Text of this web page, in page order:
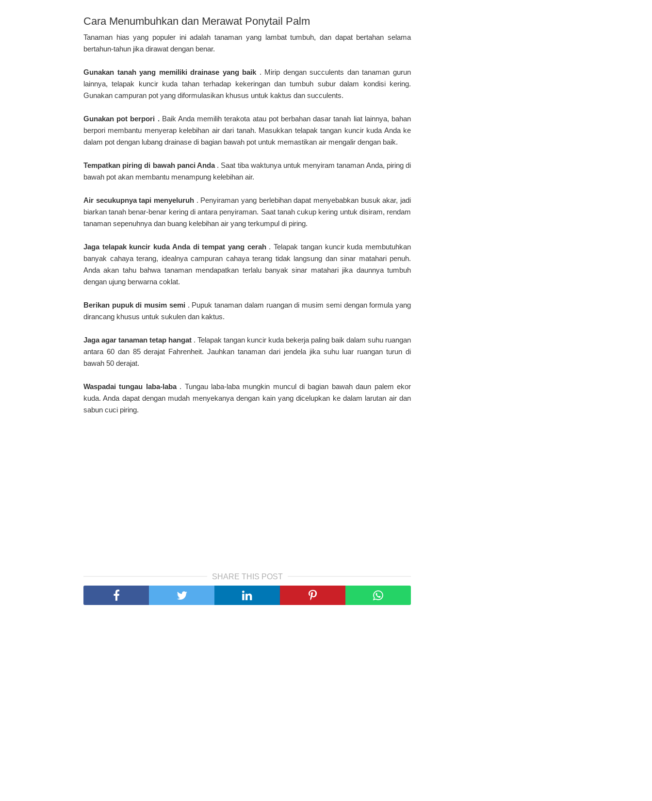
Cara Menumbuhkan dan Merawat Ponytail Palm
Tanaman hias yang populer ini adalah tanaman yang lambat tumbuh, dan dapat bertahan selama
bertahun-tahun jika dirawat dengan benar.
Gunakan tanah yang memiliki drainase yang baik . Mirip dengan succulents dan tanaman gurun
lainnya, telapak kuncir kuda tahan terhadap kekeringan dan tumbuh subur dalam kondisi kering.
Gunakan campuran pot yang diformulasikan khusus untuk kaktus dan succulents.
Gunakan pot berpori .Baik Anda memilih terakota atau pot berbahan dasar tanah liat lainnya, bahan
berpori membantu menyerap kelebihan air dari tanah. Masukkan telapak tangan kuncir kuda Anda ke
dalam pot dengan lubang drainase di bagian bawah pot untuk memastikan air mengalir dengan baik.
Tempatkan piring di bawah panci Anda . Saat tiba waktunya untuk menyiram tanaman Anda, piring di
bawah pot akan membantu menampung kelebihan air.
Air secukupnya tapi menyeluruh . Penyiraman yang berlebihan dapat menyebabkan busuk akar, jadi
biarkan tanah benar-benar kering di antara penyiraman. Saat tanah cukup kering untuk disiram, rendam
tanaman sepenuhnya dan buang kelebihan air yang terkumpul di piring.
Jaga telapak kuncir kuda Anda di tempat yang cerah. Telapak tangan kuncir kuda membutuhkan
banyak cahaya terang, idealnya campuran cahaya terang tidak langsung dan sinar matahari penuh.
Anda akan tahu bahwa tanaman mendapatkan terlalu banyak sinar matahari jika daunnya tumbuh
dengan ujung berwarna coklat.
Berikan pupuk di musim semi . Pupuk tanaman dalam ruangan di musim semi dengan formula yang
dirancang khusus untuk sukulen dan kaktus.
Jaga agar tanaman tetap hangat . Telapak tangan kuncir kuda bekerja paling baik dalam suhu ruangan
antara 60 dan 85 derajat Fahrenheit. Jauhkan tanaman dari jendela jika suhu luar ruangan turun di
bawah 50 derajat.
Waspadai tungau laba-laba. Tungau laba-laba mungkin muncul di bagian bawah daun palem ekor
kuda. Anda dapat dengan mudah menyekanya dengan kain yang dicelupkan ke dalam larutan air dan
sabun cuci piring.
SHARE THIS POST